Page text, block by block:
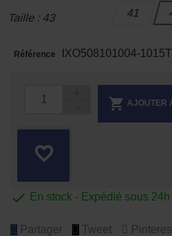
Taille : 43 41
Référence IXO508101004-
 AJOUTER
favorite_border
 En stock - Expédié sous 24h
Partager Tweet